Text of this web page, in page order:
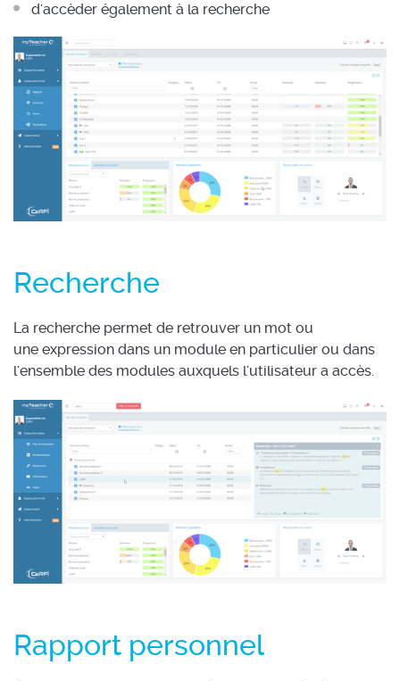
d'accèder également à la recherche
Recherche
La recherche permet de retrouver un mot ou
une expression dans un module en particulier ou dans
l'ensemble des modules auxquels l'utilisateur a accès.
Rapport personnel